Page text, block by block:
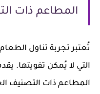
المطاعم ذات
تُعتبر تجربة تناول
التي لا يُمكن تفويتها.
المطاعم ذات التصنيف